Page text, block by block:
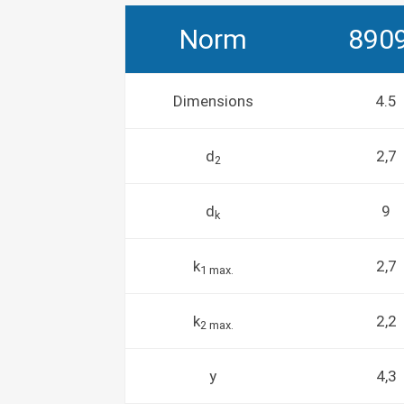
Norm
Dimensions 4.5
d2 2,7
dk 9
k1 max. 2,7
k2 max. 2,2
y 4,3